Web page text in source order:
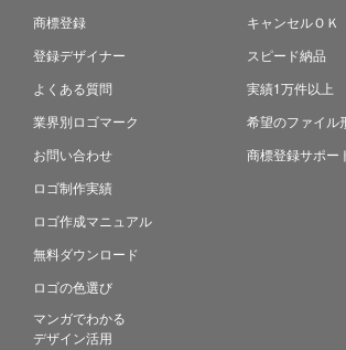
商標登録
登録デザイナー
よくある質問
業界別ロゴマーク
お問い合わせ
ロゴ制作実績
ロゴ作成マニュアル
無料ダウンロード
ロゴの色選び
マンガでわかる
デザイン活用
キャンセルＯＫ
スピード納品
実績1万件以上
希望のファイル
商標登録サポー